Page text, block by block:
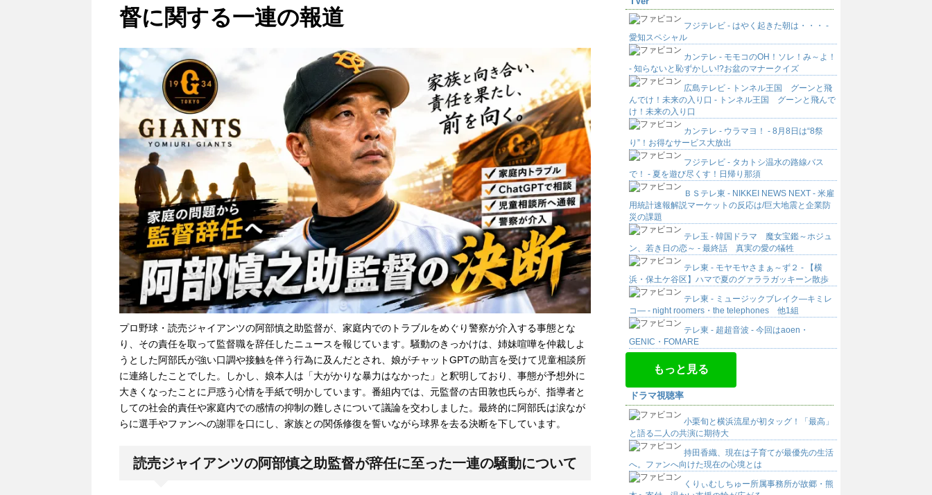
督に関する一連の報道
プロ野球・読売ジャイアンツの阿部慎之助監督が、家庭内でのトラブルをめぐり警察が介入する事態とな
り、その責任を取って監督職を辞任したニュースを報じています。騒動のきっかけは、姉妹喧嘩を仲裁しよ
うとした阿部氏が強い口調や接触を伴う行為に及んだとされ、娘がチャットGPTの助言を受けて児童相談所
に連絡したことでした。しかし、娘本人は「大がかりな暴力はなかった」と釈明しており、事態が予想外に
大きくなったことに戸惑う心情を手紙で明かしています。番組内では、元監督の古田敦也氏らが、指導者と
しての社会的責任や家庭内での感情の抑制の難しさについて議論を交わしました。最終的に阿部氏は涙なが
らに選手やファンへの謝罪を口にし、家族との関係修復を誓いながら球界を去る決断を下しています。
読売ジャイアンツの阿部慎之助監督が辞任に至った一連の騒動について
フジテレビ - はやく起きた朝は・・・ -
愛知スペシャル
カンテレ - モモコのOH！ソレ！み～よ！
- 知らないと恥ずかしい!?お盆のマナークイズ
広島テレビ - トンネル王国 グーンと飛
んでけ！未来の入り口 - トンネル王国 グーンと飛んで
け！未来の入り口
カンテレ - ウラマヨ！ - 8月8日は“8祭
り”！お得なサービス大放出
フジテレビ - タカトシ温水の路線バス
で！ - 夏を遊び尽くす！日帰り那須
ＢＳテレ東 - NIKKEI NEWS NEXT - 米雇
用統計速報解説マーケットの反応は/巨大地震と企業防
災の課題
テレ玉 - 韓国ドラマ 魔女宝鑑～ホジュ
ン、若き日の恋～ - 最終話 真実の愛の犠牲
テレ東 - モヤモヤさまぁ～ず２ - 【横
浜・保土ケ谷区】ハマで夏のグァララガッキーン散歩
テレ東 - ミュージックブレイク―キミレ
コ― - night roomers・the telephones 他1組
テレ東 - 超超音波 - 今回はaoen・
GENIC・FOMARE
もっと見る
ドラマ視聴率
小栗旬と横浜流星が初タッグ！「最高」
と語る二人の共演に期待大
持田香織、現在は子育てが最優先の生活
へ。ファンへ向けた現在の心境とは
くりぃむしちゅー所属事務所が故郷・熊